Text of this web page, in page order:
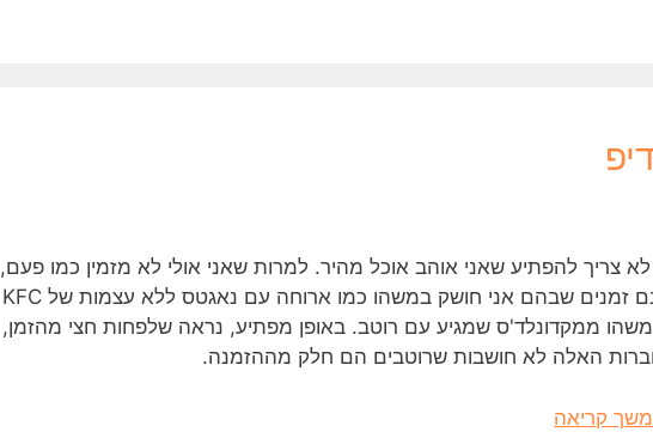
צריך להפתיע שאני אוהב אוכל מהיר. למרות שאני אולי לא מזמין כמו פעם,
ישנם זמנים שבהם אני חושק במשהו כמו ארוחה עם נאגטס ללא עצמות של KFC
ממקדונלד'ס שמגיע עם רוטב. באופן מפתיע, נראה שלפחות חצי מהזמן,
האלה לא חושבות שרוטבים הם חלק מההזמנה.
קריאה